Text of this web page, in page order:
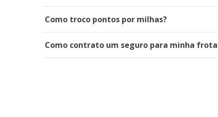
Como troco pontos por milhas?
Como contrato um seguro para minha